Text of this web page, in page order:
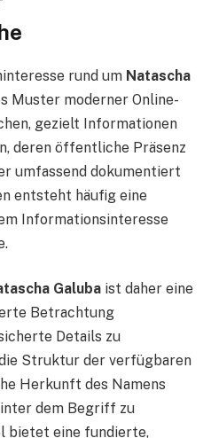
rund um Natascha
Muster moderner Online-
gezielt Informationen
deren öffentliche Präsenz
umfassend dokumentiert
entsteht häufig eine
Informationsinteresse
Galuba ist daher eine
Betrachtung
Details zu
Struktur der verfügbaren
Herkunft des Namens
dem Begriff zu
bietet eine fundierte,